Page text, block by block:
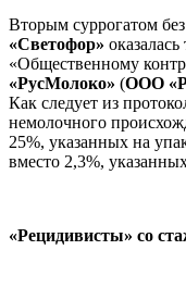
Вторым суррогатом
«Светофор»
«Общественному
«РусМолоко» (ООО
Как следует из
немолочного
25%, указанных на
вместо 2,3%,
«Рецидивисты» со